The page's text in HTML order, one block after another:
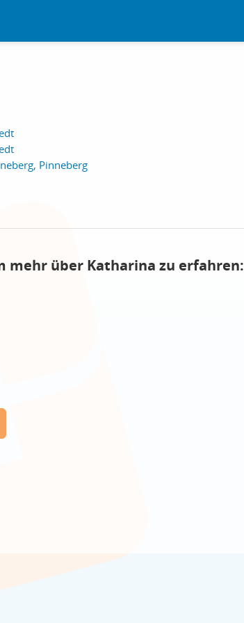
Pinneberg
mehr über Katharina zu erfahren: